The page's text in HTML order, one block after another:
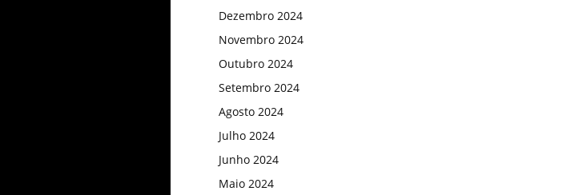
Dezembro 2024
Novembro 2024
Outubro 2024
Setembro 2024
Agosto 2024
Julho 2024
Junho 2024
Maio 2024